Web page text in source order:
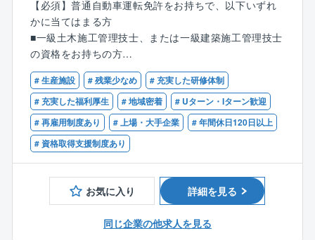
⇒1級建築施工管理技士、1級土木施工管理技士、技術
士（建設）の資格をお持ちの方は、年間最大60万円の
手当がございます。
習料は、会社が全額負担します。
に取り組みながら実務を習得していただきます。た
だ、現状の教育体制には改善の余地があると認識して
おり、より良い仕組みを作るべく継続的にアップデー
トを進めています。
＜プラント解体に特化した唯一の東証プライム上場企
業／17の特許を取得＞
「つくった人には壊せない」をコンセプトに、建造手
法のプロセスを遡るのではなく、全く新しい切り口で
工法を確立。 リンゴ皮むき工法をはじめ17の特許を取
得しており、NHKなどのメディアでも取材実績多数。
解体によるスクラップのリサイクル事業も行ってお
り、業績は好調に推移しております。
【同社の解体工事業務の特徴】
鉄所高炉や、高さ200ｍ超の煙突等、超大型設備の解体
に携わっていただきます。
プラント解体工事の施工管理をお任せします。品質管
理が不要のためトラブル対応や事務作業が少なく、残
業も月平均25h程度。
工期が1～3か月のため、スピーディーに現場がまわり
ます。
■廃棄物処理およびスクラップの処分の手配
■解体前の事前調査（環境対策･工法の検討)
■施工計画作成(工程･安全･コスト･品質などの管理)
【必須】普通自動車運転免許をお持ちで、以下いずれ
かに当てはまる方
■一級土木施工管理技士、または一級建築施工管理技士
の資格をお持ちの方
■その他解体業の監理技術者の要件を満たす方
【歓迎】
■マネジメント経験のある方
# 生産施設 # 残業少なめ
# 充実した研修体制
# 充実した福利厚生
# 地域密着
# Uターン・Iターン歓迎
# 再雇用制度あり
# 上場・大手企業
# 年間休日120日以上
# 資格取得支援制度あり
お気に入り 詳細を見る
同じ企業の他求人を見る